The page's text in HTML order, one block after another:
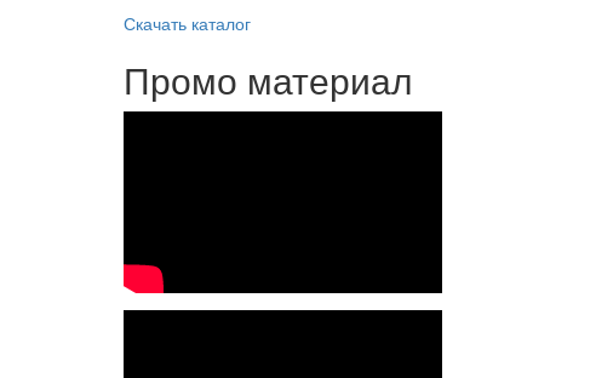
Скачать каталог
Промо материал